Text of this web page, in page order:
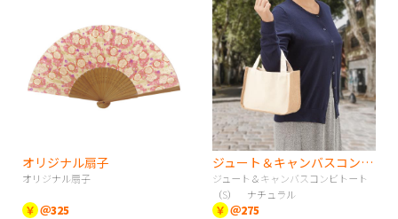
オリジナル扇子
オリジナル扇子
￥ ＠325
ジュート＆キャンバスコンビトート（S） ナチュラル
ジュート＆キャンバスコンビトート
（S） ナチュラル
￥ ＠275